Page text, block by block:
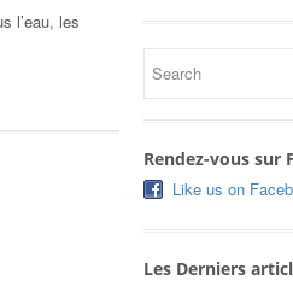
l’eau, les
Rendez-vous sur
Like us on
Les Derniers